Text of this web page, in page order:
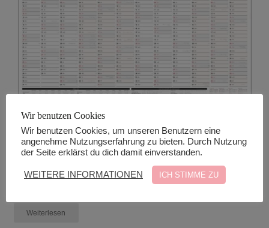
6,85
Weiterlesen
Wir benutzen Cookies
Wir benutzen Cookies, um unseren Benutzern eine
angenehme Nutzungserfahrung zu bieten. Durch Nutzung
der Seite erklärst du dich damit einverstanden.
WEITERE INFORMATIONEN ICH STIMME ZU